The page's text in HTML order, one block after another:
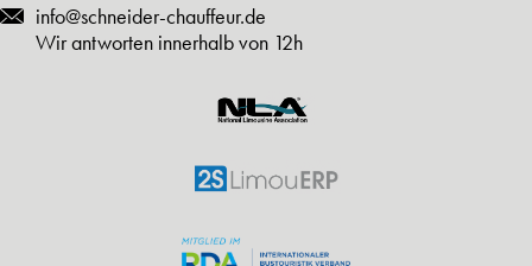
info@schneider-chauffeur.de
Wir antworten innerhalb von 12h